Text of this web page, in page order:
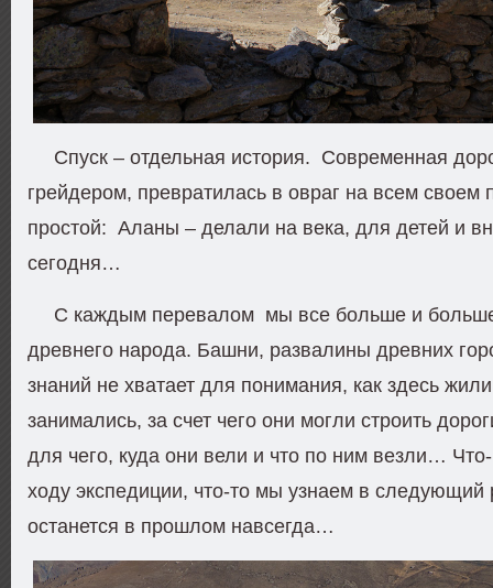
Спуск – отдельная история. Современная
грейдером, превратилась в овраг на всем
простой: Аланы – делали на века, для детей и
сегодня…
С каждым перевалом мы все больше и
древнего народа. Башни, развалины древних
знаний не хватает для понимания, как здесь
занимались, за счет чего они могли строить
для чего, куда они вели и что по ним везли…
ходу экспедиции, что-то мы узнаем в следующий
останется в прошлом навсегда…